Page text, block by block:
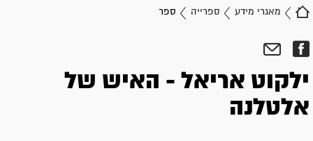
מאגרי מידע ספרייה ספר
ילקוט אריאל - האיש של
אלטלנה